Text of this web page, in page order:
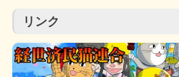
リンク